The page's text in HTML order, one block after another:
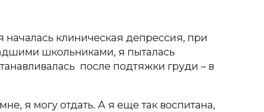
началась клиническая депрессия, при
школьниками, я пыталась
после подтяжки груди – в
я могу отдать. А я еще так воспитана,